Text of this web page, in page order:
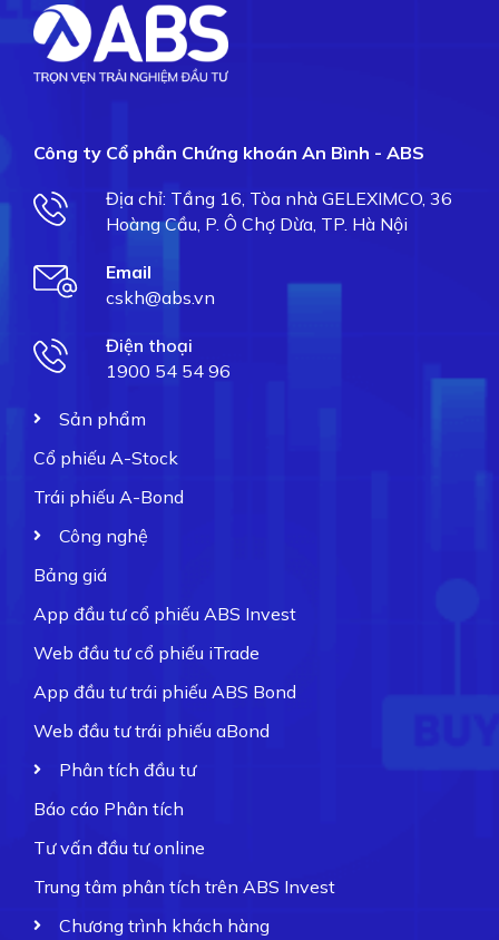
Công ty Cổ phần Chứng khoán An Bình - ABS
Địa chỉ: Tầng 16, Tòa nhà GELEXIMCO, 36
Hoàng Cầu, P. Ô Chợ Dừa, TP. Hà Nội
Email
cskh@abs.vn
Điện thoại
1900 54 54 96
Sản phẩm
Cổ phiếu A-Stock
Trái phiếu A-Bond
Công nghệ
Bảng giá
App đầu tư cổ phiếu ABS Invest
Web đầu tư cổ phiếu iTrade
App đầu tư trái phiếu ABS Bond
Web đầu tư trái phiếu aBond
Phân tích đầu tư
Báo cáo Phân tích
Tư vấn đầu tư online
Trung tâm phân tích trên ABS Invest
Chương trình khách hàng